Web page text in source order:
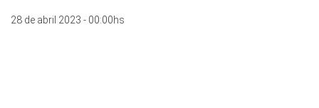
28 de abril 2023 - 00:00hs